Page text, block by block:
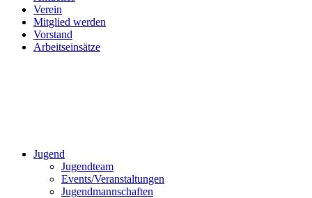
Verein
Mitglied werden
Vorstand
Arbeitseinsätze
Jugend
Jugendteam
Events/Veranstaltungen
Jugendmannschaften